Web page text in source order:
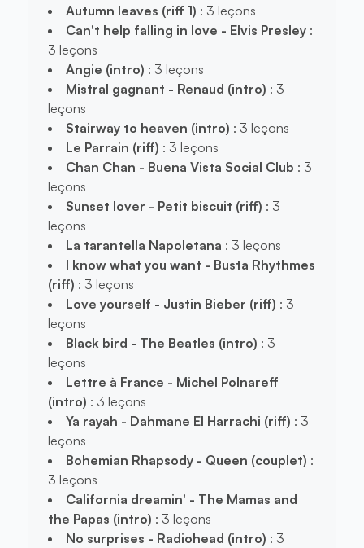
Autumn leaves (riff 1) : 3 leçons
Can't help falling in love - Elvis Presley:
3 leçons
Angie (intro) : 3 leçons
Mistral gagnant - Renaud (intro) : 3
leçons
Stairway to heaven (intro) : 3 leçons
Le Parrain (riff) : 3 leçons
Chan Chan - Buena Vista Social Club : 3
leçons
Sunset lover - Petit biscuit (riff) : 3
leçons
La tarantella Napoletana : 3 leçons
I know what you want - Busta Rhythmes
(riff) : 3 leçons
Love yourself - Justin Bieber (riff) : 3
leçons
Black bird - The Beatles (intro) : 3
leçons
Lettre à France - Michel Polnareff
(intro) : 3 leçons
Ya rayah - Dahmane El Harrachi (riff) : 3
leçons
Bohemian Rhapsody - Queen (couplet) :
3 leçons
California dreamin' - The Mamas and
the Papas (intro) : 3 leçons
No surprises - Radiohead (intro) : 3